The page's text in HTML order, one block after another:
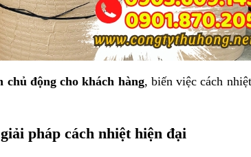
chủ động cho khách hàng, biến việc cách
pháp cách nhiệt hiện đại